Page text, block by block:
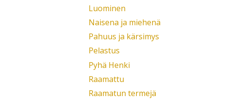
Luominen
Naisena ja miehenä
Pahuus ja kärsimys
Pelastus
Pyhä Henki
Raamattu
Raamatun termejä